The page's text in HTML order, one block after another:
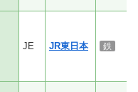
JE JR東日本 鉄